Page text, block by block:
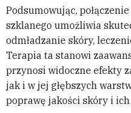
Podsumowując,
szklanego umożliwia
odmładzanie skóry,
Terapia ta stanowi
przynosi widoczne efekty
jak i w jej głębszych
poprawę jakości skóry i